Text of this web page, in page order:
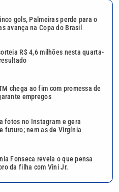
gols, Palmeiras perde para o
avança na Copa do Brasil
R$ 4,6 milhões nesta quarta-
chega ao fim com promessa de
empregos
fotos no Instagram e gera
futuro; nem as de Virgínia
Fonseca revela o que pensa
da filha com Vini Jr.